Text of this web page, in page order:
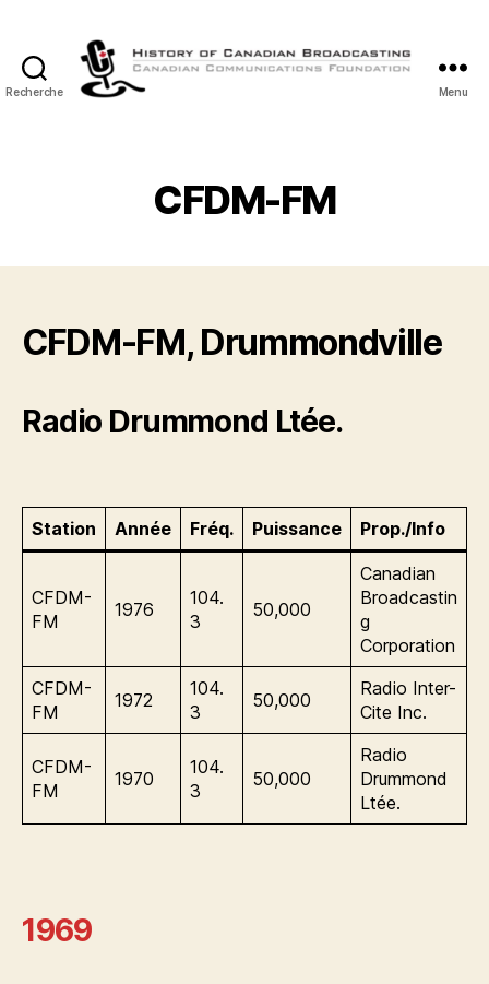
Recherche
Radiodiffusion
Canadienne
Menu
CFDM-FM
CFDM-FM, Drummondville
Radio Drummond Ltée.
Station Année Fréq. Puissance Prop./Info
CFDM-
FM
1976
104.
3
50,000
Canadian
Broadcastin
g
Corporation
CFDM-
FM
1972
104.
3
50,000
Radio Inter-
Cite Inc.
CFDM-
FM
1970
104.
3
50,000
Radio
Drummond
Ltée.
1969